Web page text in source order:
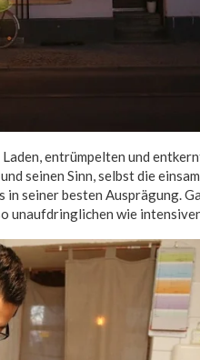
entrümpelten und
seinen Sinn, selbst die
seiner besten Ausprägung.
unaufdringlichen wie